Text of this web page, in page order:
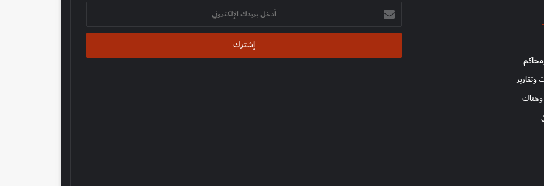
وتقارير
أدخل
بريدك
الإلكتروني